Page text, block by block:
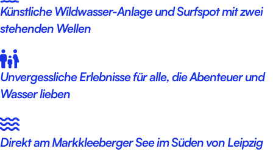
Künstliche Wildwasser-Anlage und Surfspot mit zwei
stehenden Wellen
Unvergessliche Erlebnisse für alle, die Abenteuer und
Wasser lieben
Direkt am Markkleeberger See im Süden von Leipzig